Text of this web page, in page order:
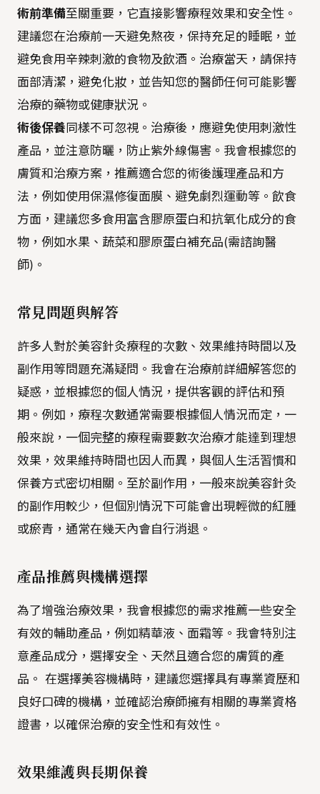
術前準備至關重要，它直接影響療程效果和安全性。
建議您在治療前一天避免熬夜，保持充足的睡眠，並
避免食用辛辣刺激的食物及飲酒。治療當天，請保持
面部清潔，避免化妝，並告知您的醫師任何可能影響
治療的藥物或健康狀況。
術後保養 同樣不可忽視。治療後，應避免使用刺激性
產品，並注意防曬，防止紫外線傷害。我會根據您的
膚質和治療方案，推薦適合您的術後護理產品和方
法，例如使用保濕修復面膜、避免劇烈運動等。飲食
方面，建議您多食用富含膠原蛋白和抗氧化成分的食
物，例如水果、蔬菜和膠原蛋白補充品(需諮詢醫
師)。
常見問題與解答
許多人對於美容針灸療程的次數、效果維持時間以及
副作用等問題充滿疑問。我會在治療前詳細解答您的
疑惑，並根據您的個人情況，提供客觀的評估和預
期。例如，療程次數通常需要根據個人情況而定，一
般來說，一個完整的療程需要數次治療才能達到理想
效果，效果維持時間也因人而異，與個人生活習慣和
保養方式密切相關。至於副作用，一般來說美容針灸
的副作用較少，但個別情況下可能會出現輕微的紅腫
或瘀青，通常在幾天內會自行消退。
產品推薦與機構選擇
為了增強治療效果，我會根據您的需求推薦一些安全
有效的輔助產品，例如精華液、面霜等。我會特別注
意產品成分，選擇安全、天然且適合您的膚質的產
品。 在選擇美容機構時，建議您選擇具有專業資歷和
良好口碑的機構，並確認治療師擁有相關的專業資格
證書，以確保治療的安全性和有效性。
效果維護與長期保養